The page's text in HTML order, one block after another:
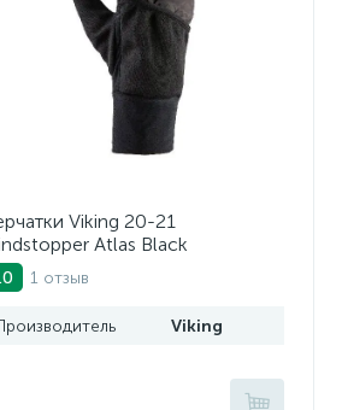
Viking 20-21
Atlas Black
1 отзыв
Viking